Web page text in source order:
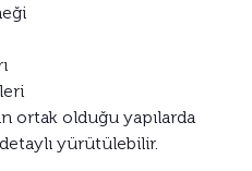
ortak olduğu yapılarda
yürütülebilir.